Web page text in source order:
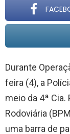
Durante
feira (4), a
meio da 4ª Cia.
Rodoviária
uma barra de